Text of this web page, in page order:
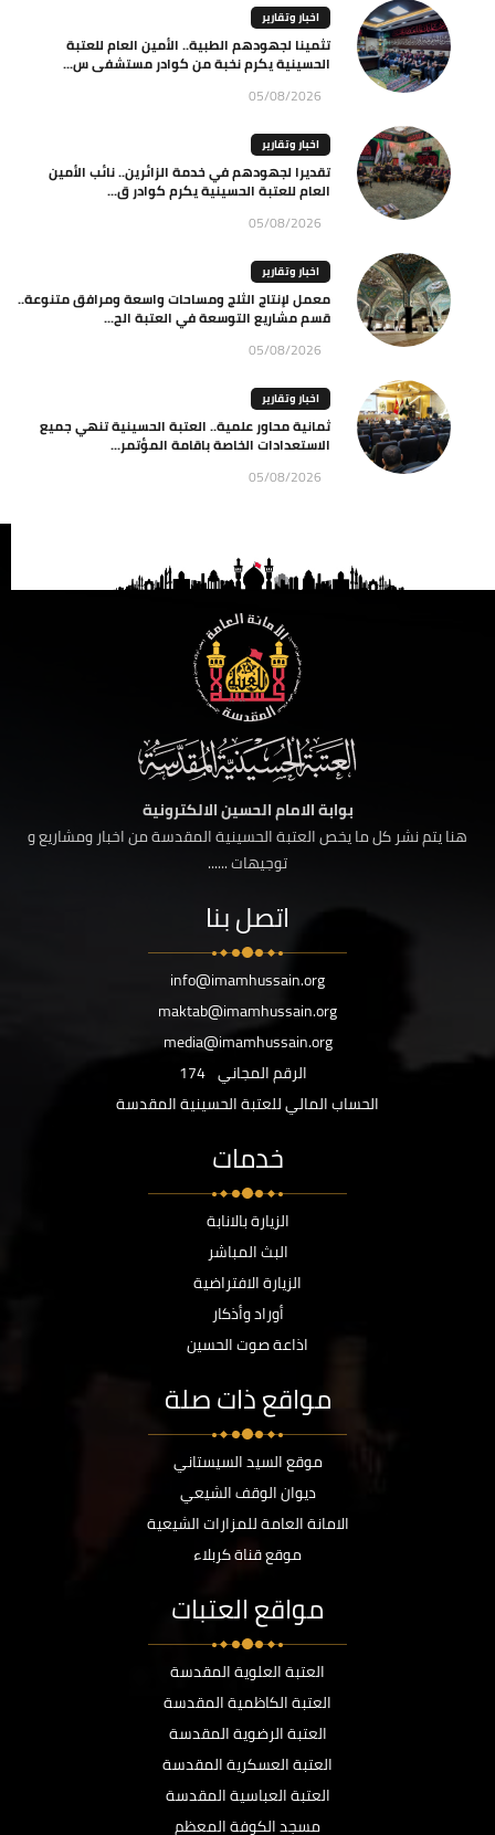
اخبار وتقارير
تثمينا لجهودهم الطبية.. الأمين العام للعتبة
الحسينية يكرم نخبة من كوادر مستشفى س...
05/08/2026
اخبار وتقارير
تقديرا لجهودهم في خدمة الزائرين.. نائب الأمين
العام للعتبة الحسينية يكرم كوادر ق...
05/08/2026
اخبار وتقارير
معمل لإنتاج الثلج ومساحات واسعة ومرافق متنوعة..
قسم مشاريع التوسعة في العتبة الح...
05/08/2026
اخبار وتقارير
ثمانية محاور علمية.. العتبة الحسينية تنهي جميع
الاستعدادات الخاصة باقامة المؤتمر...
05/08/2026
بوابة الامام الحسين الالكترونية
هنا يتم نشر كل ما يخص العتبة الحسينية المقدسة من اخبار ومشاريع و
توجيهات ......
اتصل بنا
info@imamhussain.org
maktab@imamhussain.org
media@imamhussain.org
الرقم المجاني 174
الحساب المالي للعتبة الحسينية المقدسة
خدمات
الزيارة بالانابة
البث المباشر
الزيارة الافتراضية
أوراد وأذكار
اذاعة صوت الحسين
مواقع ذات صلة
موقع السيد السيستاني
ديوان الوقف الشيعي
الامانة العامة للمزارات الشيعية
موقع قناة كربلاء
مواقع العتبات
العتبة العلوية المقدسة
العتبة الكاظمية المقدسة
العتبة الرضوية المقدسة
العتبة العسكرية المقدسة
العتبة العباسية المقدسة
مسجد الكوفة المعظم